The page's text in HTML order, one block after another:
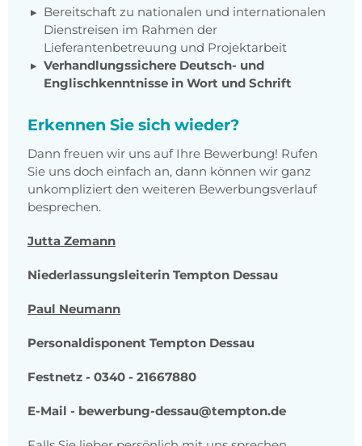
Bereitschaft zu nationalen und internationalen
Dienstreisen im Rahmen der
Lieferantenbetreuung und Projektarbeit
Verhandlungssichere Deutsch- und
Englischkenntnisse in Wort und Schrift
Erkennen Sie sich wieder?
Dann freuen wir uns auf Ihre Bewerbung! Rufen
Sie uns doch einfach an, dann können wir ganz
unkompliziert den weiteren Bewerbungsverlauf
besprechen.
Jutta Zemann
Niederlassungsleiterin Tempton Dessau
Paul Neumann
Personaldisponent Tempton Dessau
Festnetz - 0340 - 21667880
E-Mail - bewerbung-dessau@tempton.de